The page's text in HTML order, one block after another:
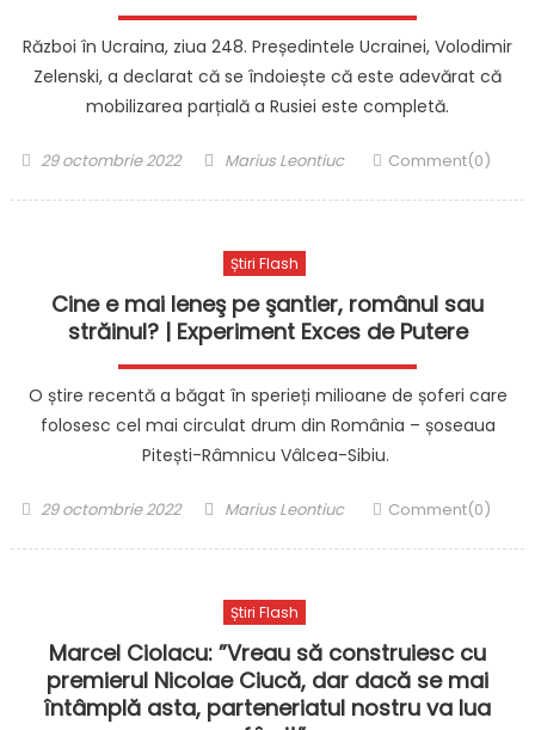
Război în Ucraina, ziua 248. Președintele Ucrainei, Volodimir
Zelenski, a declarat că se îndoiește că este adevărat că
mobilizarea parțială a Rusiei este completă.
Posted
29 octombrie 2022 Author
Marius Leontiuc Comment(0)
Știri Flash
Cine e mai leneş pe şantier, românul sau
străinul? | Experiment Exces de Putere
O știre recentă a băgat în sperieți milioane de șoferi care
folosesc cel mai circulat drum din România – șoseaua
Pitești-Râmnicu Vâlcea-Sibiu.
Posted
29 octombrie 2022 Author
Marius Leontiuc Comment(0)
Știri Flash
Marcel Ciolacu: ”Vreau să construiesc cu
premierul Nicolae Ciucă, dar dacă se mai
întâmplă asta, parteneriatul nostru va lua